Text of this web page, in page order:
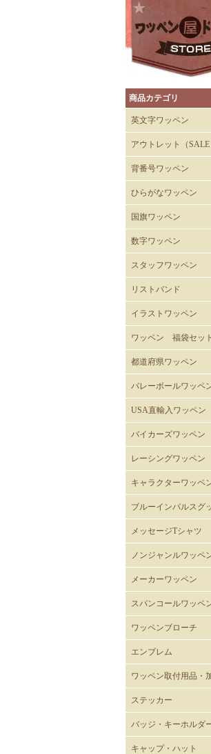
商品カテゴリ
英文字ワッペン
アウトレット（SALE
Tシャツ
キャップ
背番号ワッペン
ひらがなワッペン
国旗ワッペン
数字ワッペン
スタッフワッペン
ン
ン
リストバンド
イラストワッペン
ワッペン 福袋セット
都道府県ワッペン
バレーボールワッペ
バレーボール
USA直輸入ワッペン
ROTHCOミリタリー
ミリタリーワッペン
階級章ワッペン
テープタグ
スカルワッペン
バイカーワッペン
警察･消防ワッペン
徽章ワッペン
スラングワッペン
国旗ワッペン
アニマルワッペン
バラエティーワッペン
NASAクルーパッチ
バイカーズワッペン
イズ
レーシングワッペン
キャラクターワッペ
スヌーピー
ディズニー
ムーミン
くまのがっこう
ROAD RUNNER ワッ
CLAY SMITH
FELIX
トムとジェリー
バットマン
スーパーマン
トゥイーティー
スターウォーズ
スパイダーマン
マーベル・コミック
RATFINK
ミッフィー
デッドベア
NHKはなかっぱ
ともだち8にん
カピバラさん
セサミストリート
NHKみいつけた
ウサビッチ
パラッパラッパー
鉄腕アトム
ハッピーツリーフレ
ガーフィールド
ブルーインパルスグ
メッセージTシャツ
ノンジャンルワッペ
メーカーワッペン
スパンコールワッペ
ワッペンブローチ
エンブレム
既成ワッペン エン
ワッペン取付用品・
ステッカー
レーシングステッカー
バイカーステッカー
ミリタリーステッカー
ヴィンテージ風ステ
キャラクターステッ
ウォールステッカー
バッジ・キーホルダ
USA直輸入ピンバッジ
キーホルダー
ジッパープル
キーケース
パスケース
キャップ・ハット